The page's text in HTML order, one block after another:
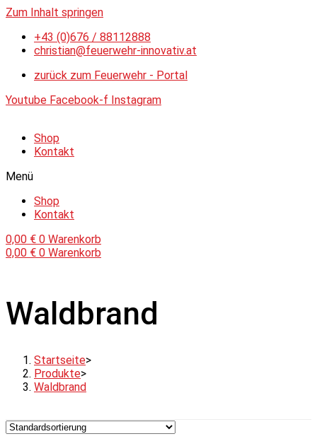
Zum Inhalt springen
+43 (0)676 / 88112888
christian@feuerwehr-innovativ.at
zurück zum Feuerwehr - Portal
Youtube Facebook-f Instagram
Shop
Kontakt
Menü
Shop
Kontakt
0,00 € 0 Warenkorb
0,00 € 0 Warenkorb
Waldbrand
Startseite>
Produkte>
Waldbrand